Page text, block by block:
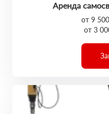
Аренда
от 9
от 3